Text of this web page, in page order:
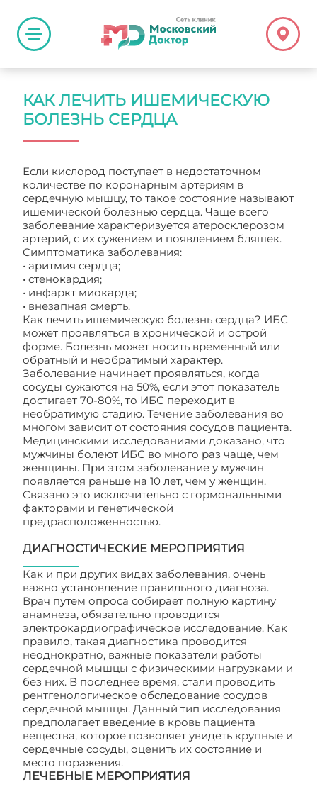
КАК ЛЕЧИТЬ ИШЕМИЧЕСКУЮ
БОЛЕЗНЬ СЕРДЦА
Если кислород поступает в недостаточном
количестве по коронарным артериям в
сердечную мышцу, то такое состояние называют
ишемической болезнью сердца. Чаще всего
заболевание характеризуется атеросклерозом
артерий, с их сужением и появлением бляшек.
Симптоматика заболевания:
• аритмия сердца;
• стенокардия;
• инфаркт миокарда;
• внезапная смерть.
Как лечить ишемическую болезнь сердца? ИБС
может проявляться в хронической и острой
форме. Болезнь может носить временный или
обратный и необратимый характер.
Заболевание начинает проявляться, когда
сосуды сужаются на 50%, если этот показатель
достигает 70-80%, то ИБС переходит в
необратимую стадию. Течение заболевания во
многом зависит от состояния сосудов пациента.
Медицинскими исследованиями доказано, что
мужчины болеют ИБС во много раз чаще, чем
женщины. При этом заболевание у мужчин
появляется раньше на 10 лет, чем у женщин.
Связано это исключительно с гормональными
факторами и генетической
предрасположенностью.
ДИАГНОСТИЧЕСКИЕ МЕРОПРИЯТИЯ
Как и при других видах заболевания, очень
важно установление правильного диагноза.
Врач путем опроса собирает полную картину
анамнеза, обязательно проводится
электрокардиографическое исследование. Как
правило, такая диагностика проводится
неоднократно, важные показатели работы
сердечной мышцы с физическими нагрузками и
без них. В последнее время, стали проводить
рентгенологическое обследование сосудов
сердечной мышцы. Данный тип исследования
предполагает введение в кровь пациента
вещества, которое позволяет увидеть крупные и
сердечные сосуды, оценить их состояние и
место поражения.
ЛЕЧЕБНЫЕ МЕРОПРИЯТИЯ